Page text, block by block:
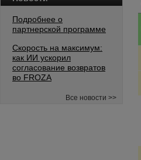
Подробнее о
партнерской программе
Скорость на максимум:
как ИИ ускорил
согласование возвратов
во FROZA
Все новости >>